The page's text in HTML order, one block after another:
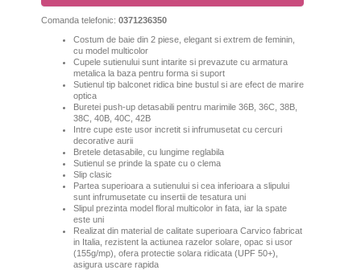
Comanda telefonic: 0371236350
Costum de baie din 2 piese, elegant si extrem de feminin,
cu model multicolor
Cupele sutienului sunt intarite si prevazute cu armatura
metalica la baza pentru forma si suport
Sutienul tip balconet ridica bine bustul si are efect de marire
optica
Buretei push-up detasabili pentru marimile 36B, 36C, 38B,
38C, 40B, 40C, 42B
Intre cupe este usor incretit si infrumusetat cu cercuri
decorative aurii
Bretele detasabile, cu lungime reglabila
Sutienul se prinde la spate cu o clema
Slip clasic
Partea superioara a sutienului si cea inferioara a slipului
sunt infrumusetate cu insertii de tesatura uni
Slipul prezinta model floral multicolor in fata, iar la spate
este uni
Realizat din material de calitate superioara Carvico fabricat
in Italia, rezistent la actiunea razelor solare, opac si usor
(155g/mp), ofera protectie solara ridicata (UPF 50+),
asigura uscare rapida